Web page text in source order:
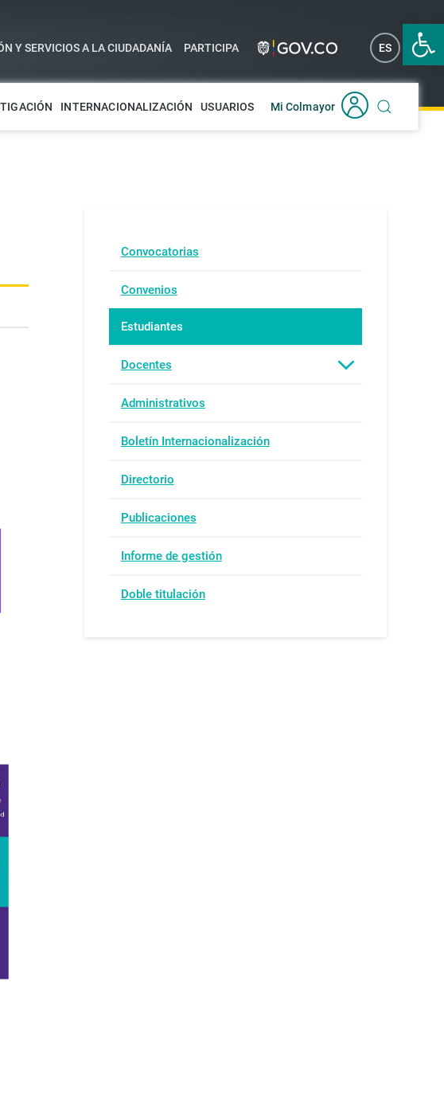
Abrir
Y SERVICIOS A LA CIUDADANÍA PARTICIPA ES EN
INTERNACIONALIZACIÓN USUARIOS Mi Colmayor
Convocatorias
Convenios
Estudiantes
Docentes
Administrativos
Boletín Internacionalización
Directorio
Publicaciones
Informe de gestión
Doble titulación